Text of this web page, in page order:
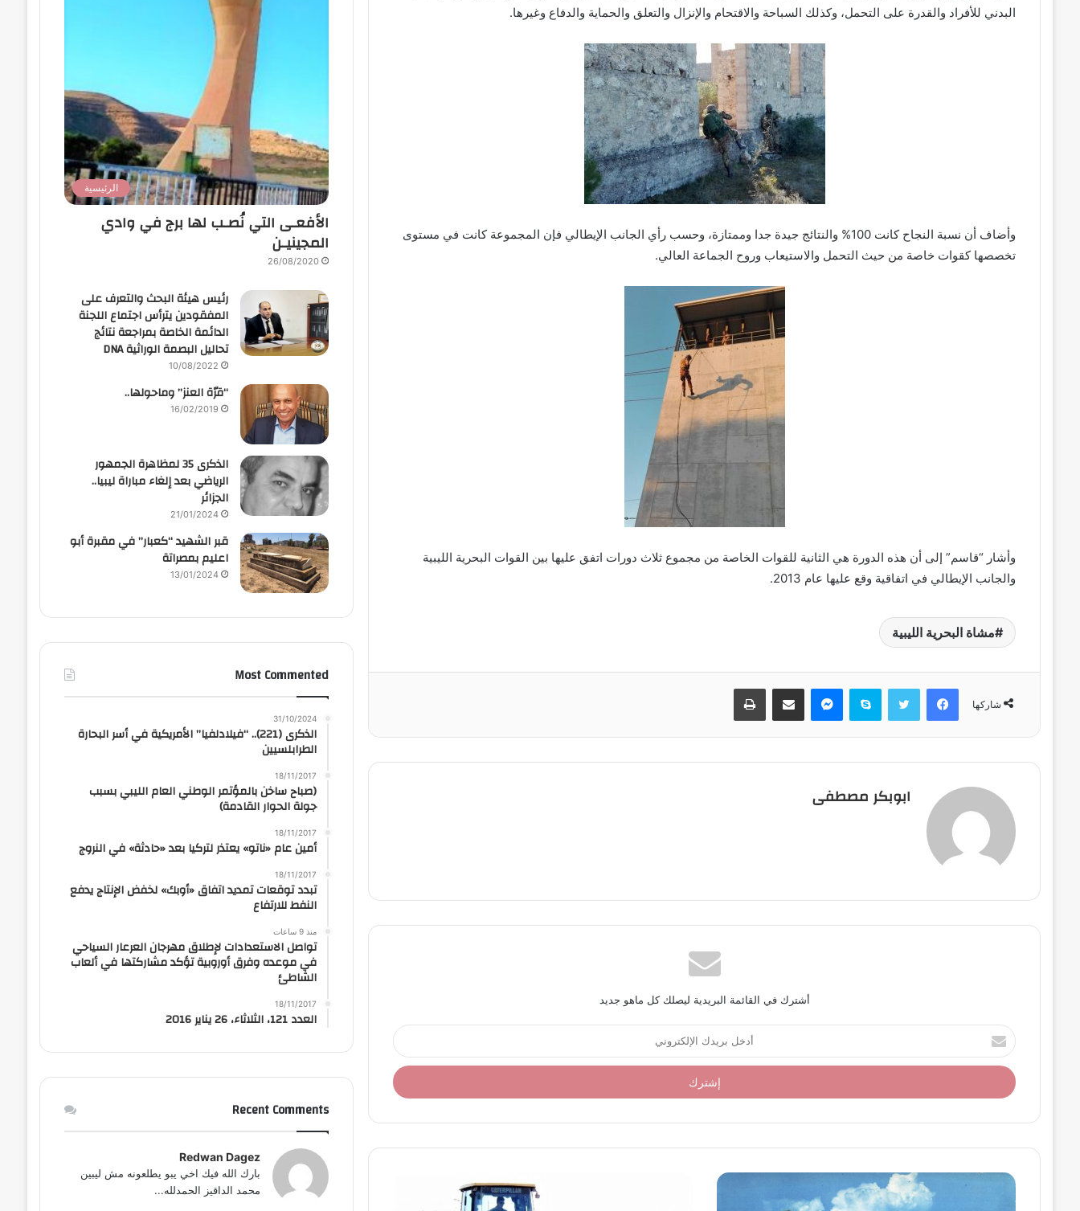
البدني للأفراد والقدرة على التحمل، وكذلك السباحة والاقتحام والإنزال والتعلق والحماية والدفاع وغيرها.
وأضاف أن نسبة النجاح كانت 100% والنتائج جيدة جدا وممتازة، وحسب رأي الجانب الإيطالي فإن المجموعة كانت في مستوى
تخصصها كقوات خاصة من حيث التحمل والاستيعاب وروح الجماعة العالي.
وأشار “قاسم” إلى أن هذه الدورة هي الثانية للقوات الخاصة من مجموع ثلاث دورات اتفق عليها بين القوات البحرية الليبية
والجانب الإيطالي في اتفاقية وقع عليها عام 2013.
مشاة البحرية الليبية
شاركها
فيسبوك تويتر سكايب ماسنجر مشاركة عبر البريد طباعة
ابوبكر مصطفى
أشترك في القائمة البريدية ليصلك كل ماهو جديد
أ
د
خ
ل
د
ا
ل
الرئيسية
الأفعـى التي نُصـب لها برج في وادي
المجينيـن
26/08/2020
رئيس هيئة البحث والتعرف على
المفقودين يترأس اجتماع اللجنة
الدائمة الخاصة بمراجعة نتائج
تحاليل البصمة الوراثية DNA
10/08/2022
“قرّة العنز” وماحولها..
16/02/2019
الذكرى 35 لمظاهرة الجمهور
الرياضي بعد إلغاء مباراة ليبيا..
الجزائر
21/01/2024
قبر الشهيد “كعبار” في مقبرة أبو
اعليم بمصراتة
13/01/2024
Most Commented
31/10/2024
الذكرى (221).. “فيلادلفيا” الأمريكية في أسر البحارة
الطرابلسيين
18/11/2017
(صباح ساخن بالمؤتمر الوطني العام الليبي بسبب
جولة الحوار القادمة)
18/11/2017
أمين عام «ناتو» يعتذر لتركيا بعد «حادثة» في النروج
18/11/2017
تبدد توقعات تمديد اتفاق «أوبك» لخفض الإنتاج يدفع
النفط للارتفاع
منذ 9 ساعات
تواصل الاستعدادات لإطلاق مهرجان العرعار السياحي
في موعده وفرق أوروبية تؤكد مشاركتها في ألعاب
الشاطئ
18/11/2017
العدد 121، الثلاثاء، 26 يناير 2016
Recent Comments
Redwan Dagez
بارك الله فيك اخي يبو يطلعونه مش ليبين
محمد الداقيز الحمدلله...